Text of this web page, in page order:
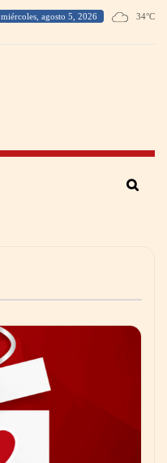
miércoles, agosto 5, 2026 34°C